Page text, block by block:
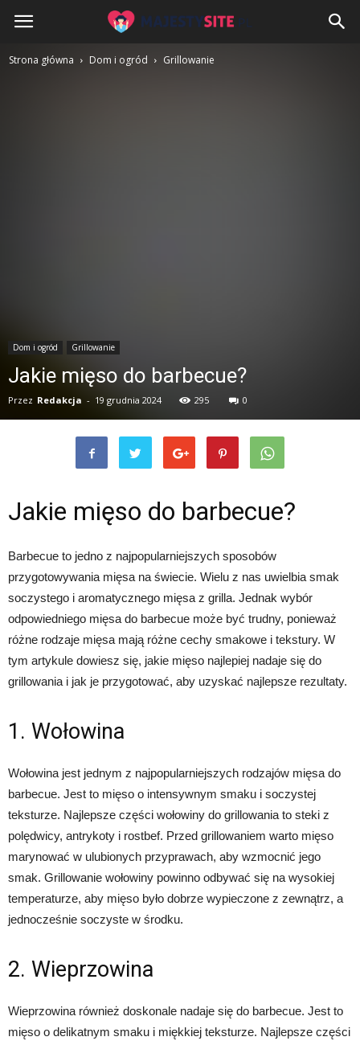
MajestySite.pl
Strona główna Dom i ogród Grillowanie
Dom i ogród Grillowanie
Jakie mięso do barbecue?
Przez Redakcja - 19 grudnia 2024 295 0
Jakie mięso do barbecue?
Barbecue to jedno z najpopularniejszych sposobów
przygotowywania mięsa na świecie. Wielu z nas uwielbia smak
soczystego i aromatycznego mięsa z grilla. Jednak wybór
odpowiedniego mięsa do barbecue może być trudny, ponieważ
różne rodzaje mięsa mają różne cechy smakowe i tekstury. W
tym artykule dowiesz się, jakie mięso najlepiej nadaje się do
grillowania i jak je przygotować, aby uzyskać najlepsze rezultaty.
1. Wołowina
Wołowina jest jednym z najpopularniejszych rodzajów mięsa do
barbecue. Jest to mięso o intensywnym smaku i soczystej
teksturze. Najlepsze części wołowiny do grillowania to steki z
polędwicy, antrykoty i rostbef. Przed grillowaniem warto mięso
marynować w ulubionych przyprawach, aby wzmocnić jego
smak. Grillowanie wołowiny powinno odbywać się na wysokiej
temperaturze, aby mięso było dobrze wypieczone z zewnątrz, a
jednocześnie soczyste w środku.
2. Wieprzowina
Wieprzowina również doskonale nadaje się do barbecue. Jest to
mięso o delikatnym smaku i miękkiej teksturze. Najlepsze części